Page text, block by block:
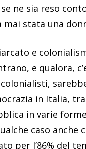
ne sia reso
mai stata una
e
e qualora,
in Italia,
in varie
caso anche
per l’86% del